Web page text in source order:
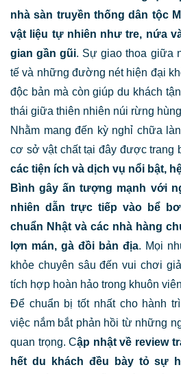
nhà sàn truyền thống dân tộc
vật liệu tự nhiên như tre, nứa
gian gần gũi. Sự giao thoa giữa
tế và những đường nét hiện đại
độc bản mà còn giúp du khách
thái giữa thiên nhiên núi rừng
Nhằm mang đến kỳ nghỉ chữa
cơ sở vật chất tại đây được trang
các tiện ích và dịch vụ nổi bật,
Bình gây ấn tượng mạnh với
nhiên dẫn trực tiếp vào bể
chuẩn Nhật và các nhà hàng
lợn mán, gà đồi bản địa. Mọi
khỏe chuyên sâu đến vui chơi
tích hợp hoàn hảo trong khuôn
Để chuẩn bị tốt nhất cho hành
việc nắm bắt phản hồi từ những
quan trọng. Cập nhật về review
hết du khách đều bày tỏ sự